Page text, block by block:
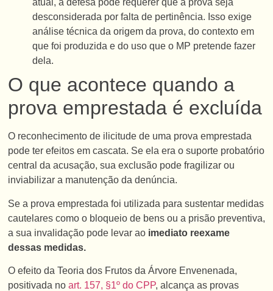
atual, a defesa pode requerer que a prova seja
desconsiderada por falta de pertinência. Isso exige
análise técnica da origem da prova, do contexto em
que foi produzida e do uso que o MP pretende fazer
dela.
O que acontece quando a
prova emprestada é excluída
O reconhecimento de ilicitude de uma prova emprestada
pode ter efeitos em cascata. Se ela era o suporte probatório
central da acusação, sua exclusão pode fragilizar ou
inviabilizar a manutenção da denúncia.
Se a prova emprestada foi utilizada para sustentar medidas
cautelares como o bloqueio de bens ou a prisão preventiva,
a sua invalidação pode levar ao imediato reexame
dessas medidas.
O efeito da Teoria dos Frutos da Árvore Envenenada,
positivada no art. 157, §1º do CPP, alcança as provas